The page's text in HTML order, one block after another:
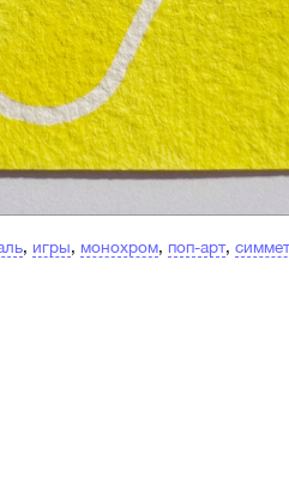
, игры, монохром, поп-арт,